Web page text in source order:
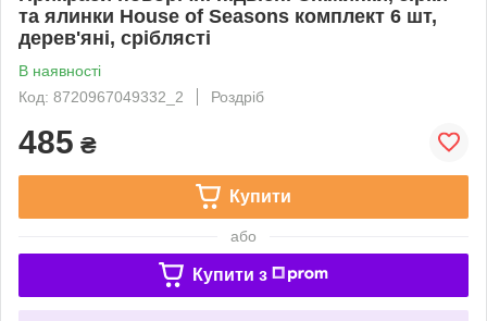
та ялинки House of Seasons комплект 6 шт,
дерев'яні, сріблясті
В наявності
Код: 8720967049332_2
Роздріб
485 ₴
Купити
або
Купити з